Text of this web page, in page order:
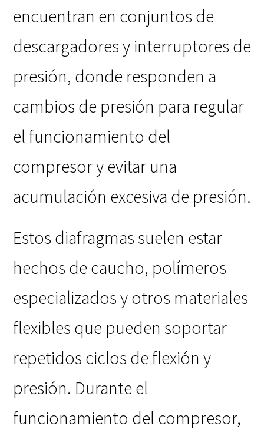
encuentran en conjuntos de
descargadores y interruptores de
presión, donde responden a
cambios de presión para regular
el funcionamiento del
compresor y evitar una
acumulación excesiva de presión.
Estos diafragmas suelen estar
hechos de caucho, polímeros
especializados y otros materiales
flexibles que pueden soportar
repetidos ciclos de flexión y
presión. Durante el
funcionamiento del compresor,